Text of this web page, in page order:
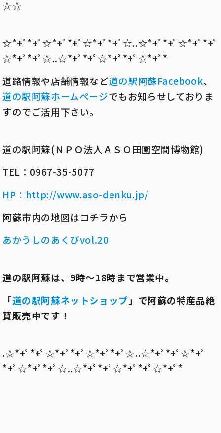
☆☆
☆*+ﾟ*+ﾟ☆*+ﾟ*+ﾟ☆*+ﾟ*+ﾟ☆..☆*+ﾟ*+ﾟ☆*+ﾟ*+ﾟ
☆*+ﾟ*+ﾟ☆..☆*+ﾟ*+ﾟ☆*+ﾟ*+ﾟ☆*+ﾟ*
道路情報や店舗情報など道の駅阿蘇Facebook、
道の駅阿蘇ホームページでもお知らせしておりま
すのでご活用下さい。
道の駅阿蘇(ＮＰＯ法人ＡＳＯ田園空間博物館)
TEL：0967-35-5077
HP ： http://www.aso-denku.jp/
阿蘇市内の地図はコチラから
あかうしのあくびvol.20
道の駅阿蘇は、 9時～18時まで営業中。
「道の駅阿蘇ネットショップ」で阿蘇の特産品絶
賛販売中です！
.☆*+ﾟ*+ﾟ☆*+ﾟ*+ﾟ☆*+ﾟ*+ﾟ☆..☆*+ﾟ*+ﾟ☆*+ﾟ
*+ﾟ☆*+ﾟ*+ﾟ☆..☆*+ﾟ*+ﾟ☆*+ﾟ*+ﾟ☆*+ﾟ*